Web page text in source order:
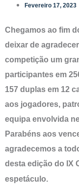
Fevereiro 17, 2023
Chegamos ao fim
deixar de
competição um
participantes em
157 duplas em 12
aos jogadores,
equipa envolvida
Parabéns aos
agradecemos a
desta edição do IX
espetáculo.